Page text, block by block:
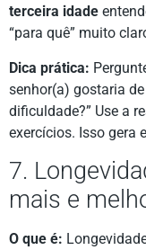
terceira idade
“para quê” muito
Dica prática:
senhor(a) gostaria
dificuldade?” Use a
exercícios. Isso gera
7.
mais e
O que é: